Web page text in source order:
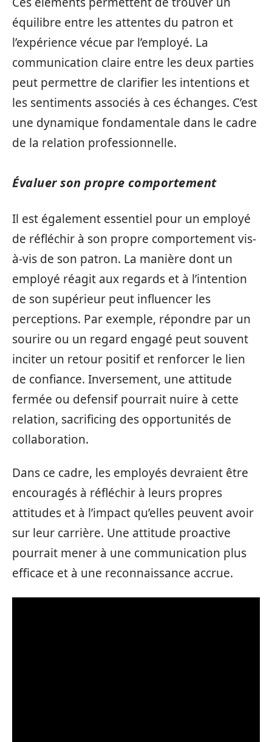
équilibre entre les attentes du patron et
l’expérience vécue par l’employé. La
communication claire entre les deux parties
peut permettre de clarifier les intentions et
les sentiments associés à ces échanges. C’est
une dynamique fondamentale dans le cadre
de la relation professionnelle.
Évaluer son propre comportement
Il est également essentiel pour un employé
de réfléchir à son propre comportement vis-
à-vis de son patron. La manière dont un
employé réagit aux regards et à l’intention
de son supérieur peut influencer les
perceptions. Par exemple, répondre par un
sourire ou un regard engagé peut souvent
inciter un retour positif et renforcer le lien
de confiance. Inversement, une attitude
fermée ou defensif pourrait nuire à cette
relation, sacrificing des opportunités de
collaboration.
Dans ce cadre, les employés devraient être
encouragés à réfléchir à leurs propres
attitudes et à l’impact qu’elles peuvent avoir
sur leur carrière. Une attitude proactive
pourrait mener à une communication plus
efficace et à une reconnaissance accrue.